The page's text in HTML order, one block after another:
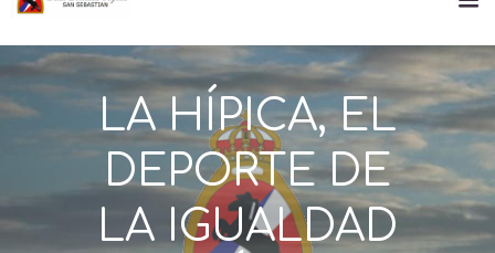
LA HÍPICA, EL
DEPORTE DE
LA IGUALDAD